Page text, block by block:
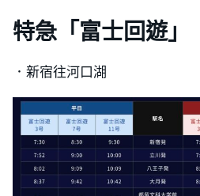
特急「富士回遊」
．新宿往河口湖